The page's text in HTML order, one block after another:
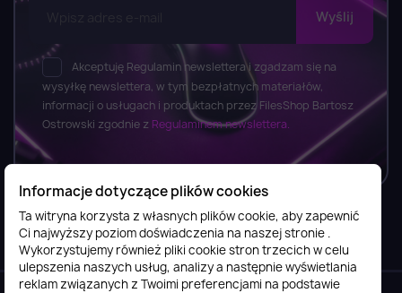
Akceptuję Regulamin newslettera i zgadzam się na
wysyłkę newslettera, w tym bezpłatnych materiałów,
informacji o usługach i produktach przez FilesShop Bartosz
Ostrowski zgodnie z Regulaminem newslettera.
Informacje
Informacje dotyczące plików cookies
Ta witryna korzysta z własnych plików cookie, aby zapewnić
Ci najwyższy poziom doświadczenia na naszej stronie .
Wykorzystujemy również pliki cookie stron trzecich w celu
ulepszenia naszych usług, analizy a następnie wyświetlania
reklam związanych z Twoimi preferencjami na podstawie